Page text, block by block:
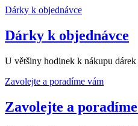
Dárky k objednávce
Dárky k objednávce
U většiny hodinek k nákupu dárek
Zavolejte a poradíme vám
Zavolejte a